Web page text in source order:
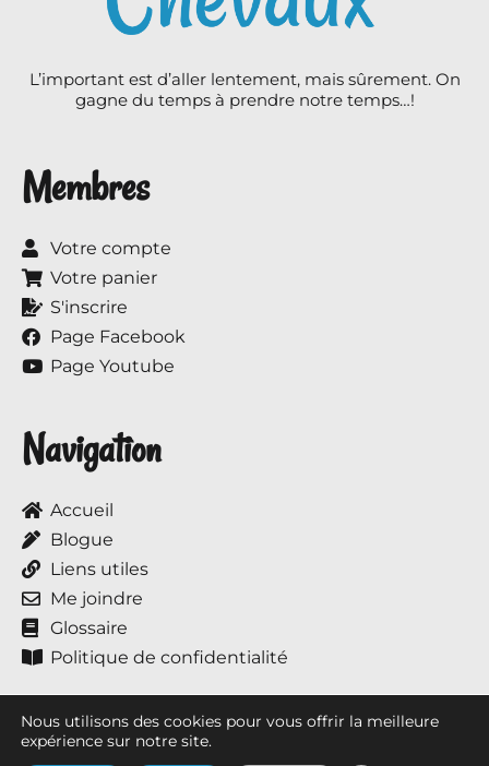
L’important est d’aller lentement, mais sûrement. On
gagne du temps à prendre notre temps…!
Membres
Votre compte
Votre panier
S'inscrire
Page Facebook
Page Youtube
Navigation
Accueil
Blogue
Liens utiles
Me joindre
Glossaire
Politique de confidentialité
Nous utilisons des cookies pour vous offrir la meilleure
expérience sur notre site.